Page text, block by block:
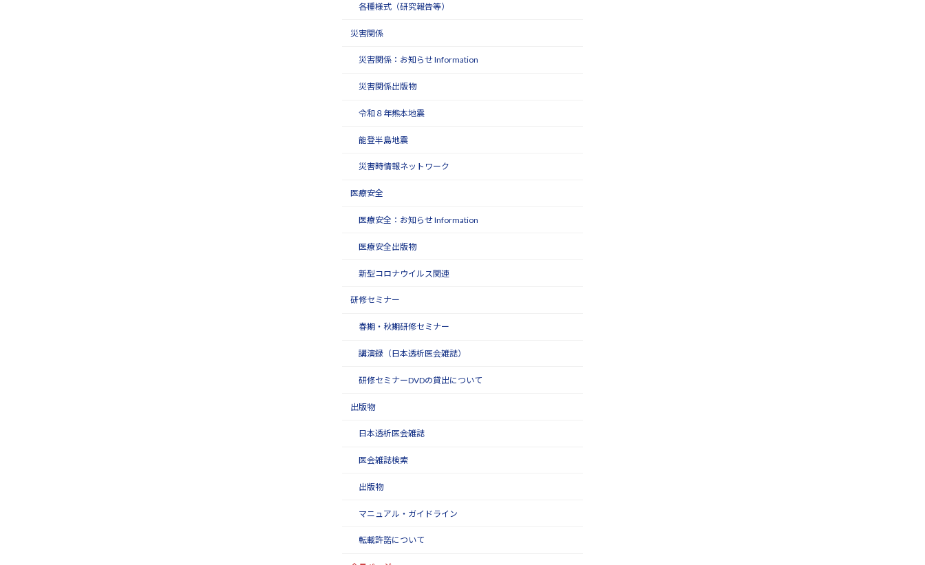
各種様式（研究報告等）
災害関係
災害関係：お知らせ Information
災害関係出版物
令和８年熊本地震
能登半島地震
災害時情報ネットワーク
医療安全
医療安全：お知らせ Information
医療安全出版物
新型コロナウイルス関連
研修セミナー
春期・秋期研修セミナー
講演録（日本透析医会雑誌）
研修セミナーDVDの貸出について
出版物
日本透析医会雑誌
医会雑誌検索
出版物
マニュアル・ガイドライン
転載許諾について